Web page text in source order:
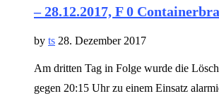
– 28.12.2017, F 0
by ts 28. Dezember 2017
Am dritten Tag in Folge wurde die
gegen 20:15 Uhr zu einem Einsatz